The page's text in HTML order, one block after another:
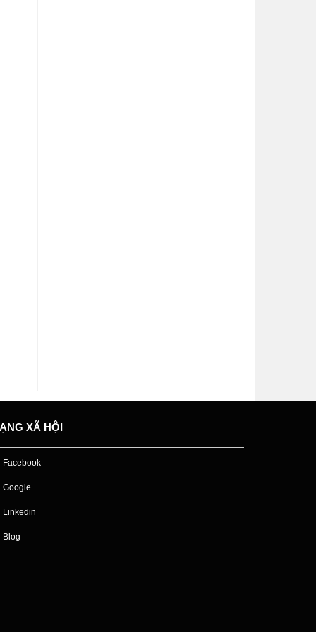
XÃ HỘI
Facebook
Google
Linkedin
Blog